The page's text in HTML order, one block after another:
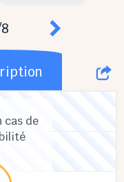
cas de